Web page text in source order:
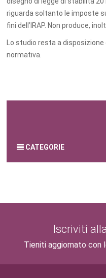
riguarda soltanto le imposte
fini dell’IRAP. Non produce,
Lo studio resta a
normativa.
CATEGORIE
Iscriviti
Tieniti aggiornato con